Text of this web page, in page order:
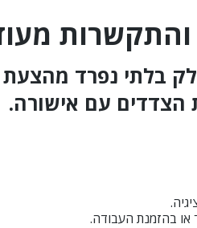
בלתי נפרד מהצעת
הצדדים עם אישורה.
או בהזמנת העבודה.